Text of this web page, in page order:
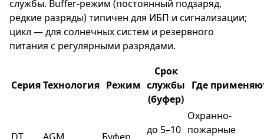
службы. Buffer-режим (постоянный подзаряд,
редкие разряды) типичен для ИБП и сигнализации;
цикл — для солнечных систем и резервного
питания с регулярными разрядами.
СерияТехнология Режим
Срок
службы
(буфер)
Где
до 5–10
Охранно-
пожарные